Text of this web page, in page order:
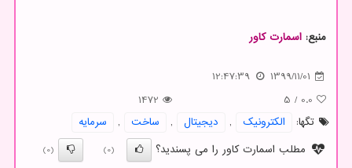
منبع: اسمارت كاور
1399/11/01
12:47:39
0.0
/
5
1472
تگها:
الكترونیك , دیجیتال , ساخت ,
سرمایه
مطلب اسمارت کاور را می پسندید؟
(0)
(0)